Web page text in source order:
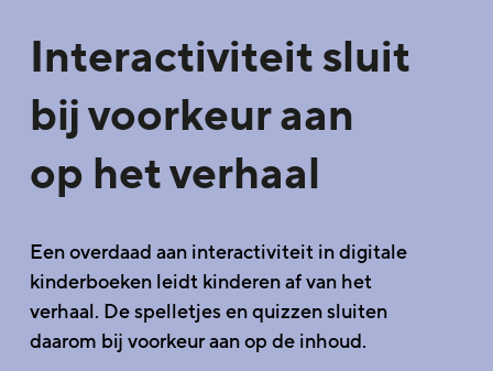
Interactiviteit sluit
bij voorkeur aan
op het verhaal
Een overdaad aan interactiviteit in digitale
kinderboeken leidt kinderen af van het
verhaal. De spelletjes en quizzen sluiten
daarom bij voorkeur aan op de inhoud.